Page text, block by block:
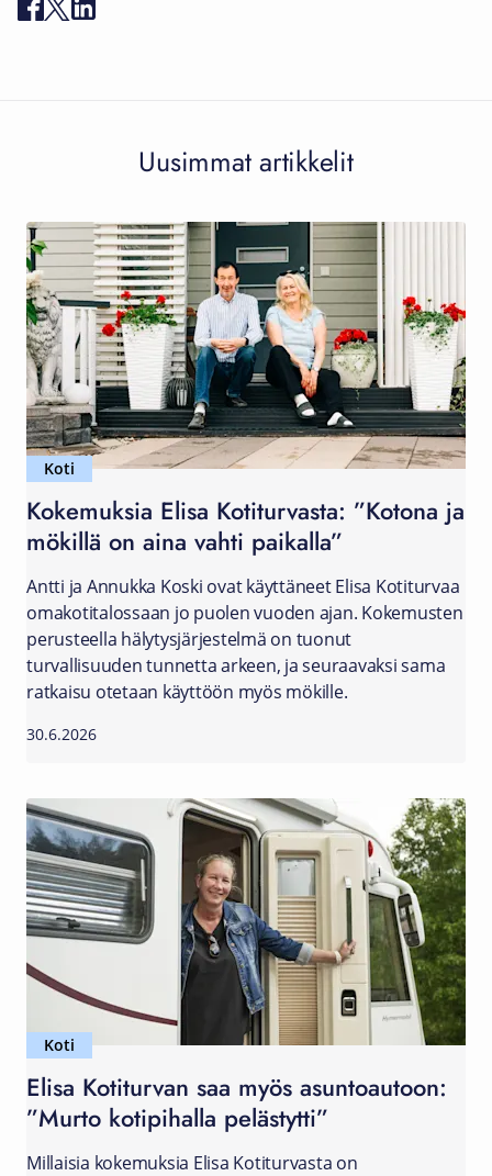
Uusimmat artikkelit
Koti
Kokemuksia Elisa Kotiturvasta: ”Kotona ja
mökillä on aina vahti paikalla”
Antti ja Annukka Koski ovat käyttäneet Elisa Kotiturvaa
omakotitalossaan jo puolen vuoden ajan. Kokemusten
perusteella hälytysjärjestelmä on tuonut
turvallisuuden tunnetta arkeen, ja seuraavaksi sama
ratkaisu otetaan käyttöön myös mökille.
30.6.2026
Koti
Elisa Kotiturvan saa myös asuntoautoon:
”Murto kotipihalla pelästytti”
Millaisia kokemuksia Elisa Kotiturvasta on